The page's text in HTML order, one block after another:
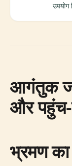
उपयोग
आगंतुक
और पहुंच-
भ्रमण